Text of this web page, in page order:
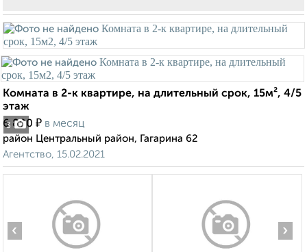
3
Комната в 2-к квартире, на длительный срок, 15м², 4/5
этаж
6 800 ₽ в месяц
район Центральный район, Гагарина 62
Агентство, 15.02.2021
‹ ›